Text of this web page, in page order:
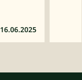
16.06.2025